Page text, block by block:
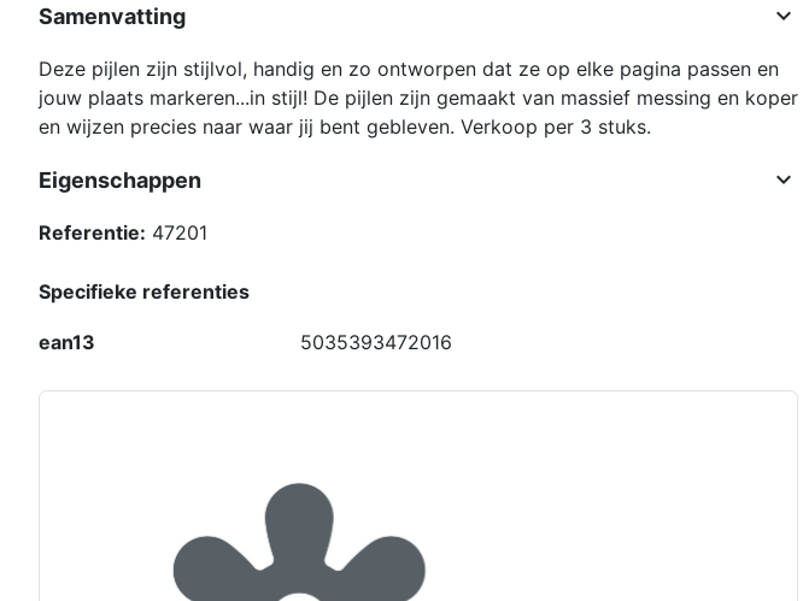
Samenvatting 
Deze pijlen zijn stijlvol, handig en zo ontworpen dat ze op elke pagina passen en
jouw plaats markeren...in stijl! De pijlen zijn gemaakt van massief messing en koper
en wijzen precies naar waar jij bent gebleven. Verkoop per 3 stuks.
Eigenschappen 
Referentie: 47201
Specifieke referenties
ean13 5035393472016